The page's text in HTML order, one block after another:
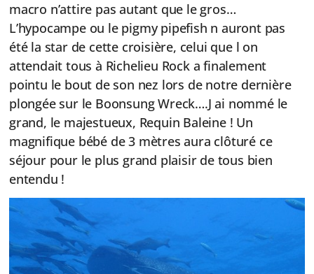
macro n’attire pas autant que le gros…
L’hypocampe ou le pigmy pipefish n auront pas
été la star de cette croisière, celui que l on
attendait tous à Richelieu Rock a finalement
pointu le bout de son nez lors de notre dernière
plongée sur le Boonsung Wreck….J ai nommé le
grand, le majestueux, Requin Baleine ! Un
magnifique bébé de 3 mètres aura clôturé ce
séjour pour le plus grand plaisir de tous bien
entendu !